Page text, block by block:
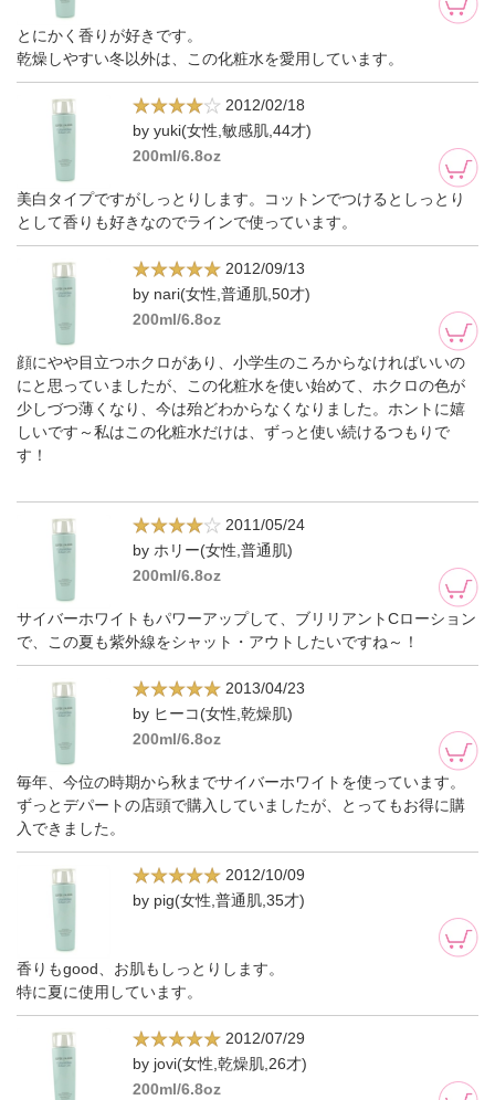
とにかく香りが好きです。
乾燥しやすい冬以外は、この化粧水を愛用しています。
2012/02/18
by yuki(女性,敏感肌,44才)
200ml/6.8oz
美白タイプですがしっとりします。コットンでつけるとしっとり
として香りも好きなのでラインで使っています。
2012/09/13
by nari(女性,普通肌,50才)
200ml/6.8oz
顔にやや目立つホクロがあり、小学生のころからなければいいの
にと思っていましたが、この化粧水を使い始めて、ホクロの色が
少しづつ薄くなり、今は殆どわからなくなりました。ホントに嬉
しいです～私はこの化粧水だけは、ずっと使い続けるつもりで
す！
2011/05/24
by ホリー(女性,普通肌)
200ml/6.8oz
サイバーホワイトもパワーアップして、ブリリアントCローション
で、この夏も紫外線をシャット・アウトしたいですね～！
2013/04/23
by ヒーコ(女性,乾燥肌)
200ml/6.8oz
毎年、今位の時期から秋までサイバーホワイトを使っています。
ずっとデパートの店頭で購入していましたが、とってもお得に購
入できました。
2012/10/09
by pig(女性,普通肌,35才)
香りもgood、お肌もしっとりします。
特に夏に使用しています。
2012/07/29
by jovi(女性,乾燥肌,26才)
200ml/6.8oz